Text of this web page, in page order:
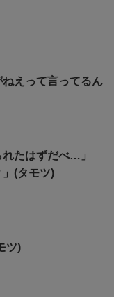
ねえって言ってるん
たはずだべ…」
」(タモツ)
ツ)